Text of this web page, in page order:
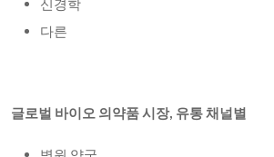
신경학
다른
글로벌 바이오 의약품 시장, 유통 채널별